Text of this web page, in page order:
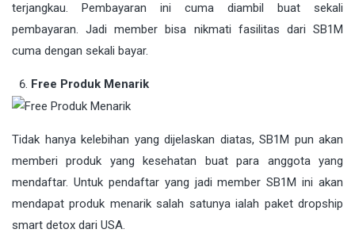
terjangkau. Pembayaran ini cuma diambil buat sekali
pembayaran. Jadi member bisa nikmati fasilitas dari SB1M
cuma dengan sekali bayar.
Free Produk Menarik
Tidak hanya kelebihan yang dijelaskan diatas, SB1M pun akan
memberi produk yang kesehatan buat para anggota yang
mendaftar. Untuk pendaftar yang jadi member SB1M ini akan
mendapat produk menarik salah satunya ialah paket dropship
smart detox dari USA.